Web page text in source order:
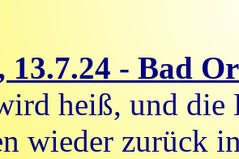
13.7.24 - Bad
heiß, und
wieder zurück